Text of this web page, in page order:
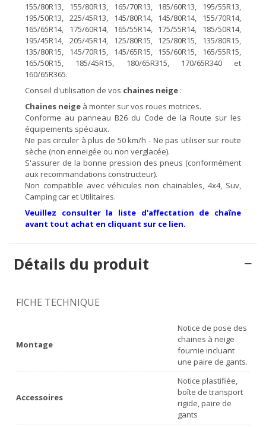
155/80R13, 155/80R13, 165/70R13, 185/60R13, 195/55R13,
195/50R13, 225/45R13, 145/80R14, 145/80R14, 155/70R14,
165/65R14, 175/60R14, 165/55R14, 175/55R14, 185/50R14,
195/45R14, 205/45R14, 125/80R15, 125/80R15, 135/80R15,
135/80R15, 145/70R15, 145/65R15, 155/60R15, 165/55R15,
165/50R15, 185/45R15, 180/65R315, 170/65R340 et
160/65R365.
Conseil d'utilisation de vos chaines neige :
Chaines neige à monter sur vos roues motrices.
Conforme au panneau B26 du Code de la Route sur les
équipements spéciaux.
Ne pas circuler à plus de 50 km/h - Ne pas utiliser sur route
sèche (non enneigée ou non verglacée).
S'assurer de la bonne pression des pneus (conformément
aux recommandations constructeur).
Non compatible avec véhicules non chainables, 4x4, Suv,
Camping car et Utilitaires.
Veuillez consulter la liste d'affectation de chaîne
avant tout achat en cliquant sur ce lien.
Détails du produit
FICHE TECHNIQUE
Montage
Notice de pose des
chaines à neige
fournie incluant
une paire de gants.
Accessoires
Notice plastifiée,
boîte de transport
rigide, paire de
gants